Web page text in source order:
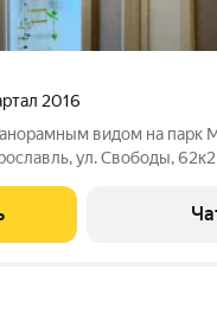
2016
видом на парк
ул. Свободы,
Планировка
и